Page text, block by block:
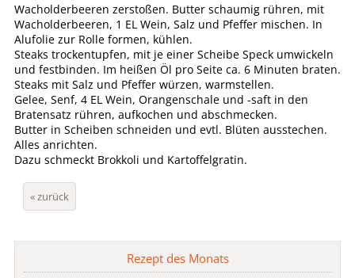
Wacholderbeeren zerstoßen. Butter schaumig rühren, mit
Wacholderbeeren, 1 EL Wein, Salz und Pfeffer mischen. In
Alufolie zur Rolle formen, kühlen.
Steaks trockentupfen, mit je einer Scheibe Speck umwickeln
und festbinden. Im heißen Öl pro Seite ca. 6 Minuten braten.
Steaks mit Salz und Pfeffer würzen, warmstellen.
Gelee, Senf, 4 EL Wein, Orangenschale und -saft in den
Bratensatz rühren, aufkochen und abschmecken.
Butter in Scheiben schneiden und evtl. Blüten ausstechen.
Alles anrichten.
Dazu schmeckt Brokkoli und Kartoffelgratin.
« zurück
Rezept des Monats